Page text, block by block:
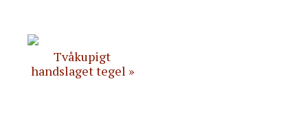
Tvåkupigt
handslaget tegel